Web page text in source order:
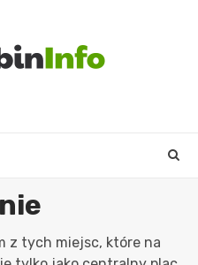
z tych miejsc, które na